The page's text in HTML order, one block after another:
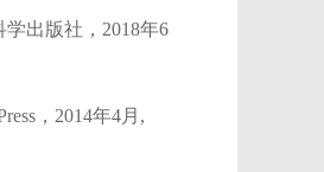
出版社，2018年6
，2014年4月,